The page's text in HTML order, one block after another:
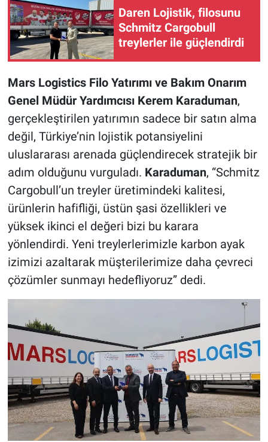
Daren Lojistik, filosunu
Schmitz Cargobull
treylerler ile güçlendirdi
Mars Logistics Filo Yatırımı ve Bakım Onarım
Genel Müdür Yardımcısı Kerem Karaduman,
gerçekleştirilen yatırımın sadece bir satın alma
değil, Türkiye’nin lojistik potansiyelini
uluslararası arenada güçlendirecek stratejik bir
adım olduğunu vurguladı. Karaduman, “Schmitz
Cargobull’un treyler üretimindeki kalitesi,
ürünlerin hafifliği, üstün şasi özellikleri ve
yüksek ikinci el değeri bizi bu karara
yönlendirdi. Yeni treylerlerimizle karbon ayak
izimizi azaltarak müşterilerimize daha çevreci
çözümler sunmayı hedefliyoruz” dedi.